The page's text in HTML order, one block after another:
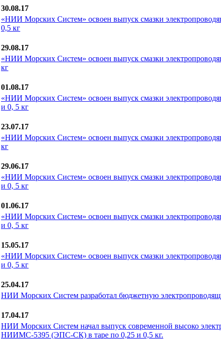
30.08.17
«НИИ Морских Систем» освоен выпуск смазки
0,5 кг
29.08.17
«НИИ Морских Систем» освоен выпуск смазки
кг
01.08.17
«НИИ Морских Систем» освоен выпуск смазки
и 0, 5 кг
23.07.17
«НИИ Морских Систем» освоен выпуск смазки
кг
29.06.17
«НИИ Морских Систем» освоен выпуск смазки
и 0, 5 кг
01.06.17
«НИИ Морских Систем» освоен выпуск смазки
и 0, 5 кг
15.05.17
«НИИ Морских Систем» освоен выпуск смазки
и 0, 5 кг
25.04.17
НИИ Морских Систем разработал бюджетную
17.04.17
НИИ Морских Систем начал выпуск современной высоко
НИИМС-5395 (ЭПС-СК) в таре по 0,25 и 0,5 кг.